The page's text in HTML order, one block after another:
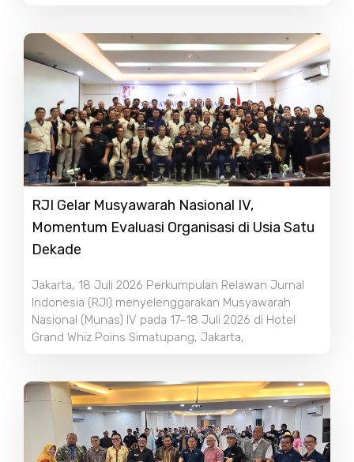
RJI Gelar Musyawarah Nasional IV,
Momentum Evaluasi Organisasi di Usia Satu
Dekade
Jakarta, 18 Juli 2026 Perkumpulan Relawan Jurnal
Indonesia (RJI) menyelenggarakan Musyawarah
Nasional (Munas) IV pada 17–18 Juli 2026 di Hotel
Grand Whiz Poins Simatupang, Jakarta,